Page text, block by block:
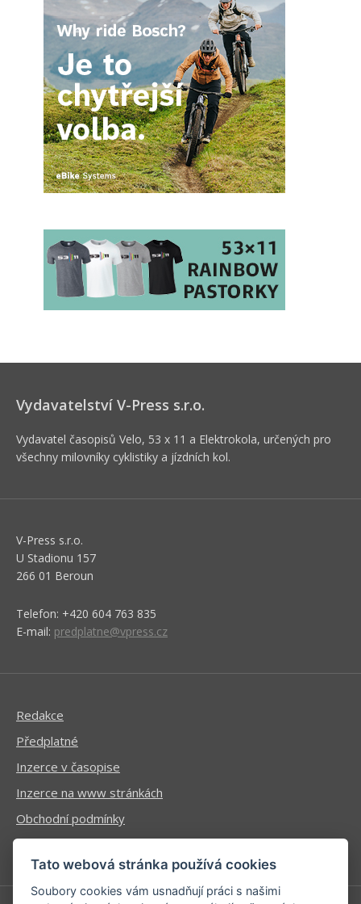
Vydavatelství V-Press s.r.o.
Vydavatel časopisů Velo, 53 x 11 a Elektrokola, určených pro
všechny milovníky cyklistiky a jízdních kol.
V-Press s.r.o.
U Stadionu 157
266 01 Beroun
Telefon: +420 604 763 835
E-mail: predplatne@vpress.cz
Redakce
Předplatné
Inzerce v časopise
Inzerce na www stránkách
Obchodní podmínky
Ochrana osobních údajů
Tato webová stránka používá cookies
Soubory cookies vám usnadňují práci s našimi